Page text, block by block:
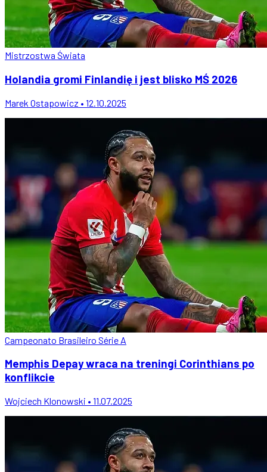
Mistrzostwa Świata
Holandia gromi Finlandię i jest blisko MŚ 2026
Marek Ostapowicz • 12.10.2025
Campeonato Brasileiro Série A
Memphis Depay wraca na treningi Corinthians po
konflikcie
Wojciech Klonowski • 11.07.2025